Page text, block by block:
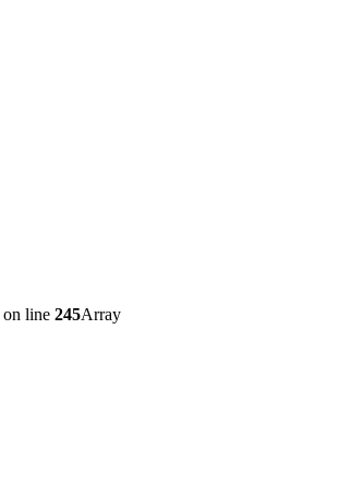
on line 245Array